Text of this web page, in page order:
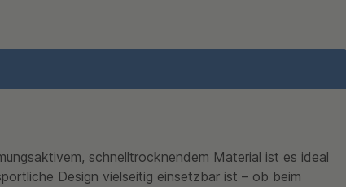
schnelltrocknendem Material ist es ideal
Design vielseitig einsetzbar ist – ob beim